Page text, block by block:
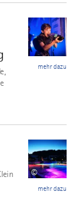
mehr dazu
©
mehr dazu